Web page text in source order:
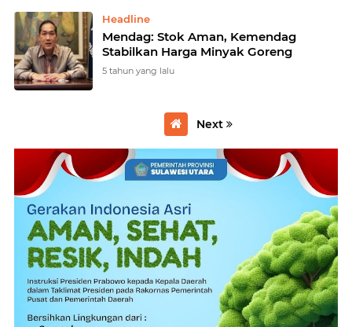
Headline
Mendag: Stok Aman, Kemendag
Stabilkan Harga Minyak Goreng
5 tahun yang lalu
Next